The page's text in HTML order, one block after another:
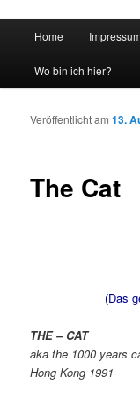
Zum Inhalt
Zum sekundären
Home Impressum
Wo bin ich hier?
The Cat
Veröffentlicht am13.
(Das
THE – CAT
aka the 1000 years
Hong Kong 1991